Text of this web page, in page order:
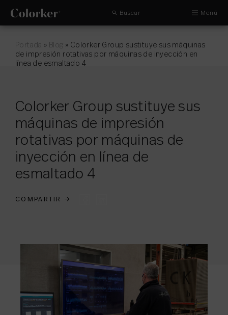
Buscar Menú
Portada » Blog » Colorker Group sustituye sus máquinas
de impresión rotativas por máquinas de inyección en
línea de esmaltado 4
Colorker Group sustituye sus
máquinas de impresión
rotativas por máquinas de
inyección en línea de
esmaltado 4
COMPARTIR →